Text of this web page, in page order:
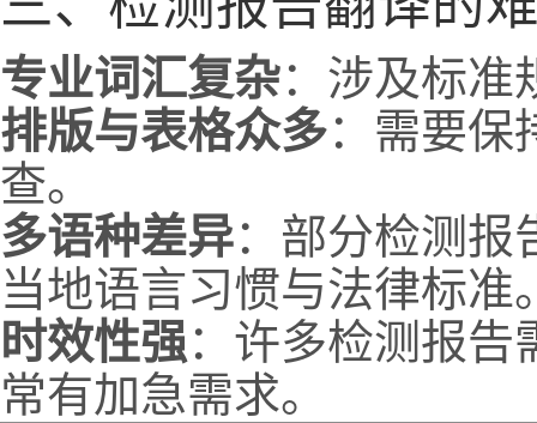
专业词汇复杂：涉及标准
排版与表格众多：需要保
查。
多语种差异：部分检测报
当地语言习惯与法律标准
时效性强：许多检测报
常有加急需求。